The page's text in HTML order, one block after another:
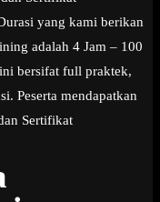
yang kami berikan
adalah 4 Jam – 100
bersifat full praktek,
Peserta mendapatkan
Sertifikat